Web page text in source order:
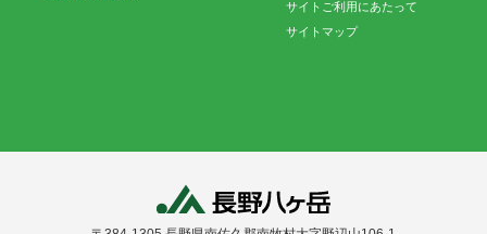
サイトご利用にあたって
サイトマップ